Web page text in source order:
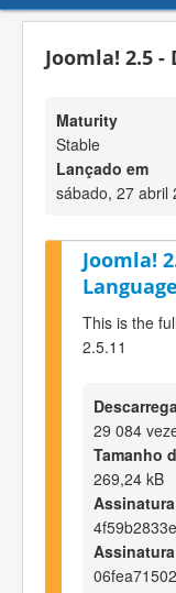
Joomla! 2.5 -
Maturity
Stable
Lançado em
sábado, 27 abril
Joomla!
This is the
2.5.11
29 084
Tamanho
269,24 kB
Assinatura